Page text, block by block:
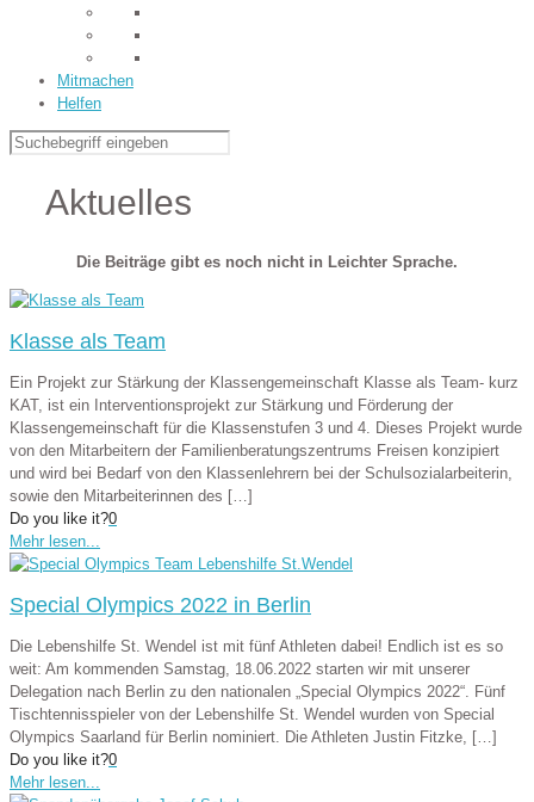
Mitmachen
Helfen
Aktuelles
Die Beiträge gibt es noch nicht in Leichter Sprache.
Klasse als Team
Ein Projekt zur Stärkung der Klassengemeinschaft Klasse als Team- kurz
KAT, ist ein Interventionsprojekt zur Stärkung und Förderung der
Klassengemeinschaft für die Klassenstufen 3 und 4. Dieses Projekt wurde
von den Mitarbeitern der Familienberatungszentrums Freisen konzipiert
und wird bei Bedarf von den Klassenlehrern bei der Schulsozialarbeiterin,
sowie den Mitarbeiterinnen des […]
Do you like it?0
Mehr lesen...
Special Olympics 2022 in Berlin
Die Lebenshilfe St. Wendel ist mit fünf Athleten dabei! Endlich ist es so
weit: Am kommenden Samstag, 18.06.2022 starten wir mit unserer
Delegation nach Berlin zu den nationalen „Special Olympics 2022“. Fünf
Tischtennisspieler von der Lebenshilfe St. Wendel wurden von Special
Olympics Saarland für Berlin nominiert. Die Athleten Justin Fitzke, […]
Do you like it?0
Mehr lesen...